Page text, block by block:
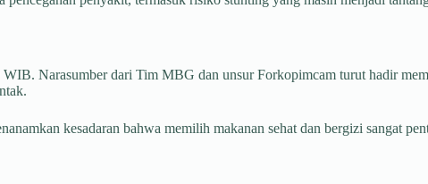
Narasumber dari Tim MBG dan unsur Forkopimcam turut hadir
kesadaran bahwa memilih makanan sehat dan bergizi sangat